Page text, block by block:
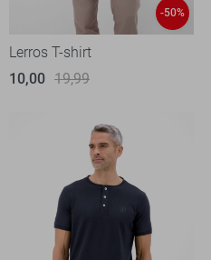
-50%
Lerros T-shirt
10,00 19,99